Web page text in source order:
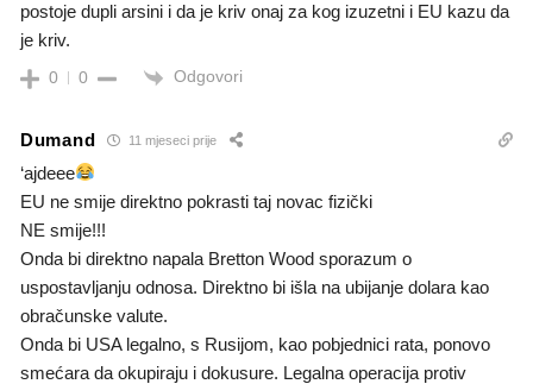
postoje dupli arsini i da je kriv onaj za kog izuzetni i EU kazu da
je kriv.
0 0 Odgovori
Dumand 11 mjeseci prije
‘ajdeee
EU ne smije direktno pokrasti taj novac fizički
NE smije!!!
Onda bi direktno napala Bretton Wood sporazum o
uspostavljanju odnosa. Direktno bi išla na ubijanje dolara kao
obračunske valute.
Onda bi USA legalno, s Rusijom, kao pobjednici rata, ponovo
smećara da okupiraju i dokusure. Legalna operacija protiv